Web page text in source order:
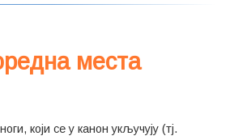
места
који се у канон укључују (тј.